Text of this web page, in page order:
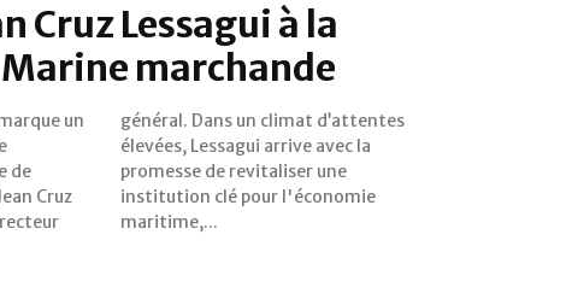
Cruz Lessagui à la
marchande
un
de
Cruz
maritime,...